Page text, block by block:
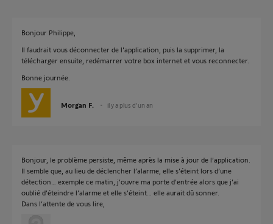
Bonjour Philippe,
Il faudrait vous déconnecter de l'application, puis la supprimer, la
télécharger ensuite, redémarrer votre box internet et vous reconnecter.
Bonne journée.
Morgan F. il y a plus d'un an
Bonjour, le problème persiste, même après la mise à jour de l’application.
Il semble que, au lieu de déclencher l’alarme, elle s’éteint lors d’une
détection… exemple ce matin, j’ouvre ma porte d’entrée alors que j’ai
oublié d’éteindre l’alarme et elle s’éteint… elle aurait dû sonner.
Dans l’attente de vous lire,